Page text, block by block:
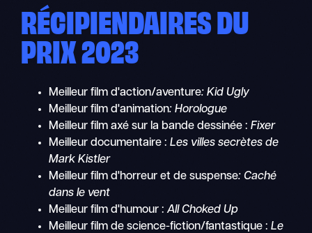
RÉCIPIENDAIRES DU
PRIX 2023
Meilleur film d'action/aventure: Kid Ugly
Meilleur film d'animation: Horologue
Meilleur film axé sur la bande dessinée :Fixer
Meilleur documentaire : Les villes secrètes de
Mark Kistler
Meilleur film d'horreur et de suspense: Caché
dans le vent
Meilleur film d'humour : All Choked Up
Meilleur film de science-fiction/fantastique :Le